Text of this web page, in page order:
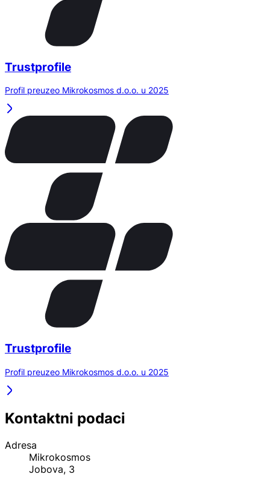
Trustprofile
Profil preuzeo Mikrokosmos d.o.o. u 2025
Trustprofile
Profil preuzeo Mikrokosmos d.o.o. u 2025
Kontaktni podaci
Adresa
Mikrokosmos
Jobova, 3